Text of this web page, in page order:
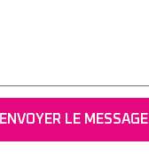
ENVOYER LE MESSAGE